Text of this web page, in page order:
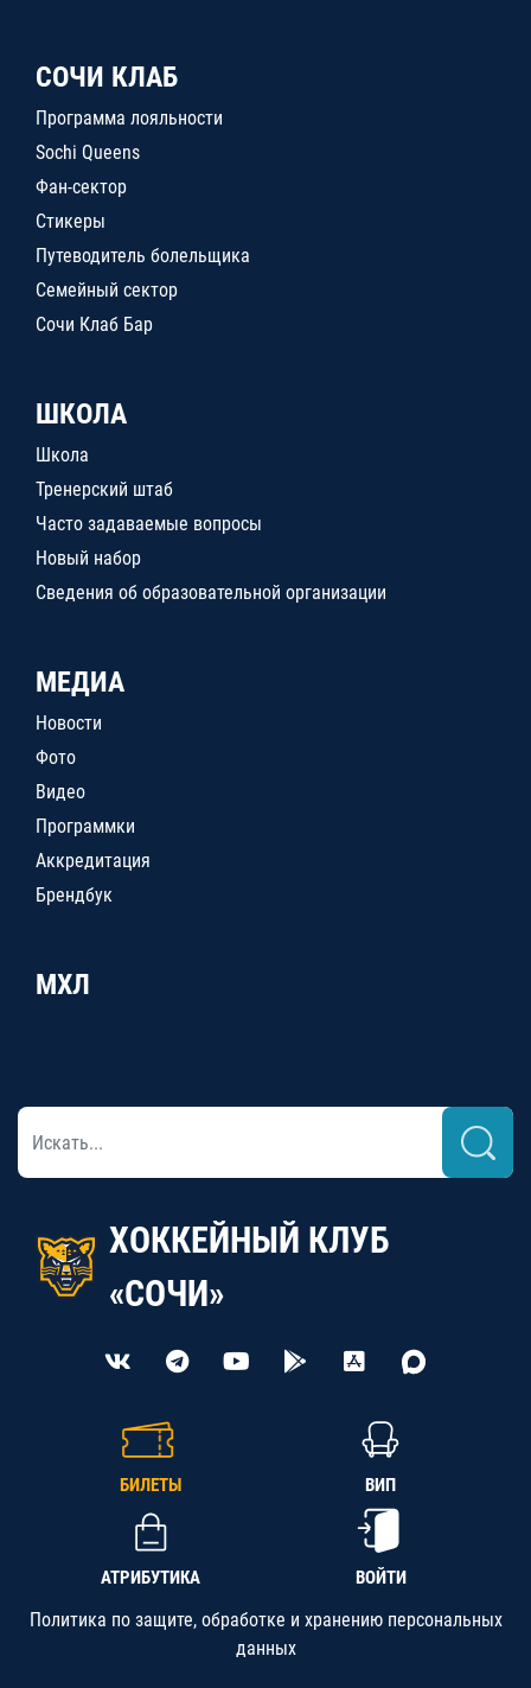
СОЧИ КЛАБ
Программа лояльности
Sochi Queens
Фан-сектор
Стикеры
Путеводитель болельщика
Семейный сектор
Сочи Клаб Бар
ШКОЛА
Школа
Тренерский штаб
Часто задаваемые вопросы
Новый набор
Сведения об образовательной организации
МЕДИА
Новости
Фото
Видео
Программки
Аккредитация
Брендбук
МХЛ
ХОККЕЙНЫЙ КЛУБ
«СОЧИ»
БИЛЕТЫ ВИП
АТРИБУТИКА ВОЙТИ
Политика по защите, обработке и хранению персональных
данных